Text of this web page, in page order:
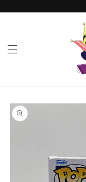
directamente
a la
información